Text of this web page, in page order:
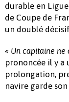
durable en
de Coupe de
un doublé
« Un capitaine ne
prononcée il y a
prolongation,
navire garde